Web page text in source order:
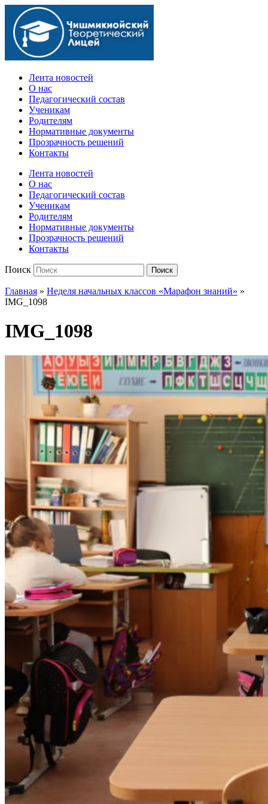
Официальный сайт учебного заведения
Лента новостей
О нас
Педагогический состав
Ученикам
Родителям
Нормативные документы
Прозрачность решений
Контакты
Лента новостей
О нас
Педагогический состав
Ученикам
Родителям
Нормативные документы
Прозрачность решений
Контакты
Поиск Поиск
Главная » Неделя начальных классов «Марафон знаний» »
IMG_1098
IMG_1098